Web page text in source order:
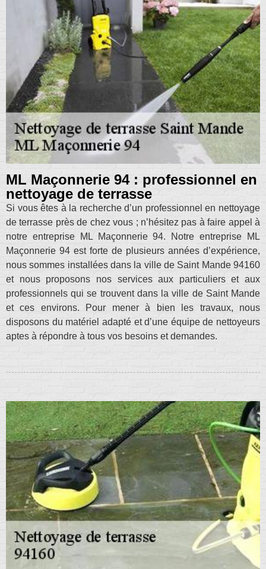
ML Maçonnerie 94 : professionnel en
nettoyage de terrasse
Si vous êtes à la recherche d’un professionnel en nettoyage
de terrasse près de chez vous ; n’hésitez pas à faire appel à
notre entreprise ML Maçonnerie 94. Notre entreprise ML
Maçonnerie 94 est forte de plusieurs années d’expérience,
nous sommes installées dans la ville de Saint Mande 94160
et nous proposons nos services aux particuliers et aux
professionnels qui se trouvent dans la ville de Saint Mande
et ces environs. Pour mener à bien les travaux, nous
disposons du matériel adapté et d’une équipe de nettoyeurs
aptes à répondre à tous vos besoins et demandes.